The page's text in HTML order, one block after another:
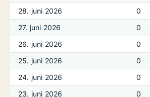
28. juni 2026
0
27. juni 2026
0
26. juni 2026
0
25. juni 2026
0
24. juni 2026
0
23. juni 2026
0